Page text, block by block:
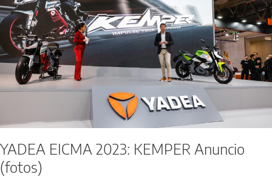
YADEA EICMA 2023: KEMPER Anuncio
(fotos)
Anuncio
(fotos)